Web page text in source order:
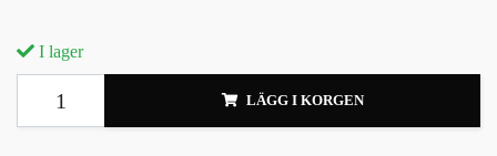
I lager
LÄGG I KORGEN